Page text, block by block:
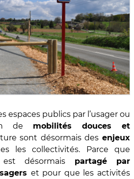
espaces publics par l’usager ou
de mobilités douces et
sont désormais des enjeux
les collectivités. Parce que
est désormais partagé par
et pour que les activités